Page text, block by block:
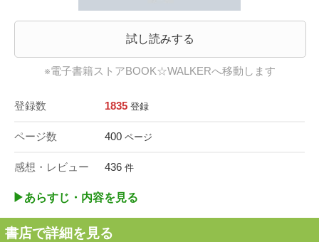
試し読みする
※電子書籍ストアBOOK☆WALKERへ移動します
登録数 1835 登録
ページ数 400 ページ
感想・レビュー 436 件
▶︎あらすじ・内容を見る
書店で詳細を見る